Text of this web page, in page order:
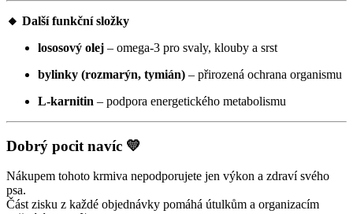
🔸 Další funkční složky
lososový olej – omega-3 pro svaly, klouby a srst
bylinky (rozmarýn, tymián) – přirozená ochrana organismu
L-karnitin – podpora energetického metabolismu
Dobrý pocit navíc 💛
Nákupem tohoto krmiva nepodporujete jen výkon a zdraví svého
psa.
Část zisku z každé objednávky pomáhá útulkům a organizacím